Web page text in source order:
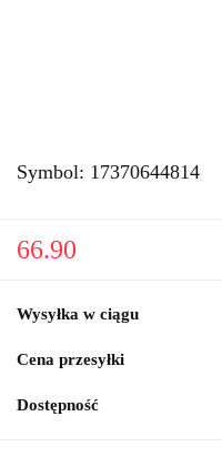
Symbol: 17370644814
66.90
Wysyłka w ciągu
Cena przesyłki
Dostępność